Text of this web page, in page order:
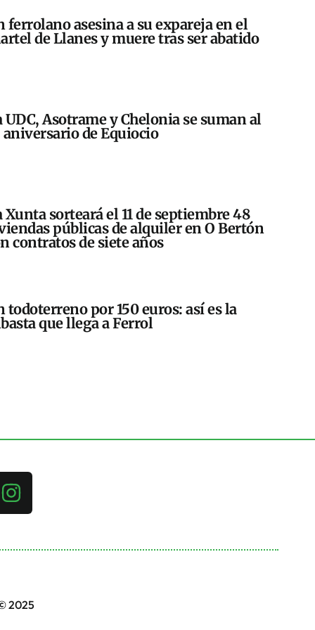
ferrolano asesina a su expareja en el
de Llanes y muere tras ser abatido
UDC, Asotrame y Chelonia se suman al
aniversario de Equiocio
Xunta sorteará el 11 de septiembre 48
públicas de alquiler en O Bertón
contratos de siete años
todoterreno por 150 euros: así es la
que llega a Ferrol
2025